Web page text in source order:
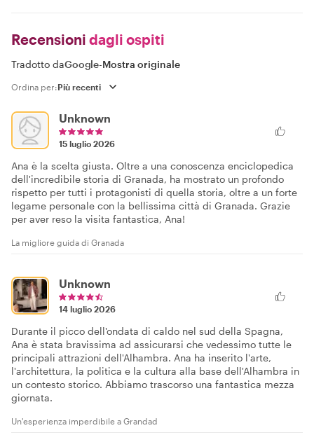
Recensioni dagli ospiti
Tradotto daGoogle-Mostra originale
Ordina per:
Unknown
15 luglio 2026
Ana è la scelta giusta. Oltre a una conoscenza enciclopedica
dell'incredibile storia di Granada, ha mostrato un profondo
rispetto per tutti i protagonisti di quella storia, oltre a un forte
legame personale con la bellissima città di Granada. Grazie
per aver reso la visita fantastica, Ana!
La migliore guida di Granada
Unknown
14 luglio 2026
Durante il picco dell'ondata di caldo nel sud della Spagna,
Ana è stata bravissima ad assicurarsi che vedessimo tutte le
principali attrazioni dell'Alhambra. Ana ha inserito l'arte,
l'architettura, la politica e la cultura alla base dell'Alhambra in
un contesto storico. Abbiamo trascorso una fantastica mezza
giornata.
Un'esperienza imperdibile a Grandad